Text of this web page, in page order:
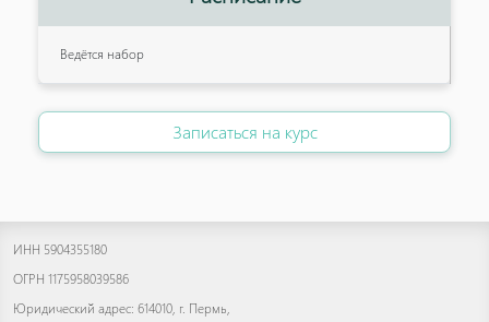
Ведётся набор
Записаться на курс
ИНН 5904355180
ОГРН 1175958039586
Юридический адрес: 614010, г. Пермь,